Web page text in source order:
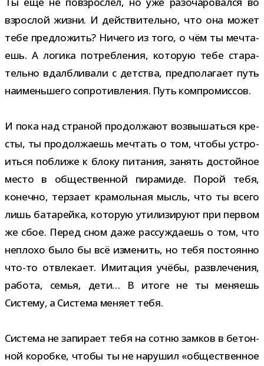
взрос­лой жизни. И дей­стви­тельно, что она может
тебе пред­ло­жить? Ничего из того, о чём ты меч­та­
ешь. А логика потреб­ле­ния, кото­рую тебе ста­ра­
тельно вдалб­ли­вали с дет­ства, пред­по­ла­гает путь
наи­мень­шего сопро­тив­ле­ния. Путь компромиссов.
И пока над стра­ной про­дол­жают воз­вы­шаться кре­
сты, ты про­дол­жа­ешь меч­тать о том, чтобы устро­
иться поближе к блоку пита­ния, занять достой­ное
место в обще­ствен­ной пира­миде. Порой тебя,
конечно, тер­зает кра­моль­ная мысль, что ты всего
лишь бата­рейка, кото­рую ути­ли­зи­руют при пер­вом
же сбое. Перед сном даже рас­суж­да­ешь о том, что
неплохо было бы всё изме­нить, но тебя посто­янно
что-​то отвле­кает. Имитация учёбы, раз­вле­че­ния,
работа, семья, дети… В итоге не ты меня­ешь
Систему, а Система меняет тебя.
Система не запи­рает тебя на сотню зам­ков в бетон­
ной коробке, чтобы ты не нару­шил «обще­ствен­ное